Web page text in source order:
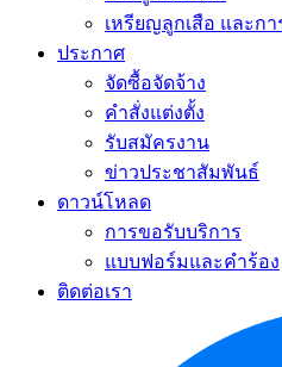
เหรียญลูกเสือ และกา
ประกาศ
จัดซื้อจัดจ้าง
คำสั่งแต่งตั้ง
รับสมัครงาน
ข่าวประชาสัมพันธ์
ดาวน์โหลด
การขอรับบริการ
แบบฟอร์มและคำร้อง
ติดต่อเรา